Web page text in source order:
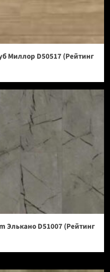
Миллор D50517 (Рейтинг
Элькано D51007 (Рейтинг